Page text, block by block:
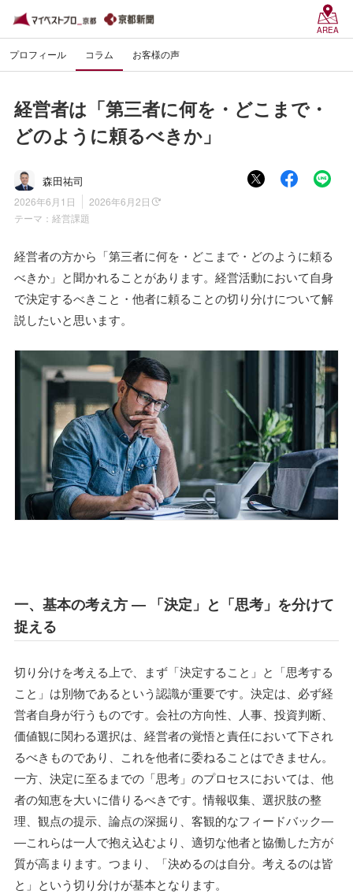
AREA
プロフィール コラム お客様の声
経営者は「第三者に何を・どこまで・
どのように頼るべきか」
森田祐司
2026年6月1日
2026年6月2日
テーマ： 経営課題
経営者の方から「第三者に何を・どこまで・どのように頼る
べきか」と聞かれることがあります。経営活動において自身
で決定するべきこと・他者に頼ることの切り分けについて解
説したいと思います。
一、基本の考え方 ― 「決定」と「思考」を分けて
捉える
切り分けを考える上で、まず「決定すること」と「思考する
こと」は別物であるという認識が重要です。決定は、必ず経
営者自身が行うものです。会社の方向性、人事、投資判断、
価値観に関わる選択は、経営者の覚悟と責任において下され
るべきものであり、これを他者に委ねることはできません。
一方、決定に至るまでの「思考」のプロセスにおいては、他
者の知恵を大いに借りるべきです。情報収集、選択肢の整
理、観点の提示、論点の深掘り、客観的なフィードバック―
―これらは一人で抱え込むより、適切な他者と協働した方が
質が高まります。つまり、「決めるのは自分。考えるのは皆
と」という切り分けが基本となります。